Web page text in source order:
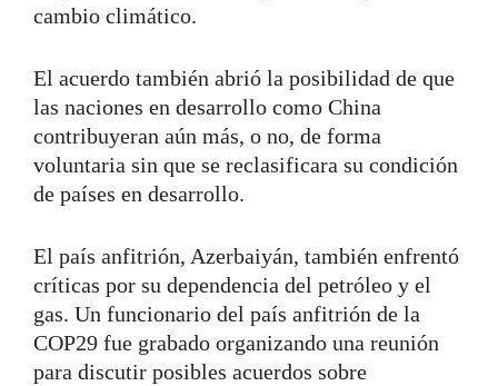
cambio climático.
El acuerdo también abrió la posibilidad de que
las naciones en desarrollo como China
contribuyeran aún más, o no, de forma
voluntaria sin que se reclasificara su condición
de países en desarrollo.
El país anfitrión, Azerbaiyán, también enfrentó
críticas por su dependencia del petróleo y el
gas. Un funcionario del país anfitrión de la
COP29 fue grabado organizando una reunión
para discutir posibles acuerdos sobre